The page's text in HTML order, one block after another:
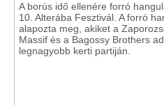
A borús idő ellenére forró
10. Alterába Fesztivál. A forró
alapozta meg, akiket a
Massif és a Bagossy Brothers
legnagyobb kerti partiján.